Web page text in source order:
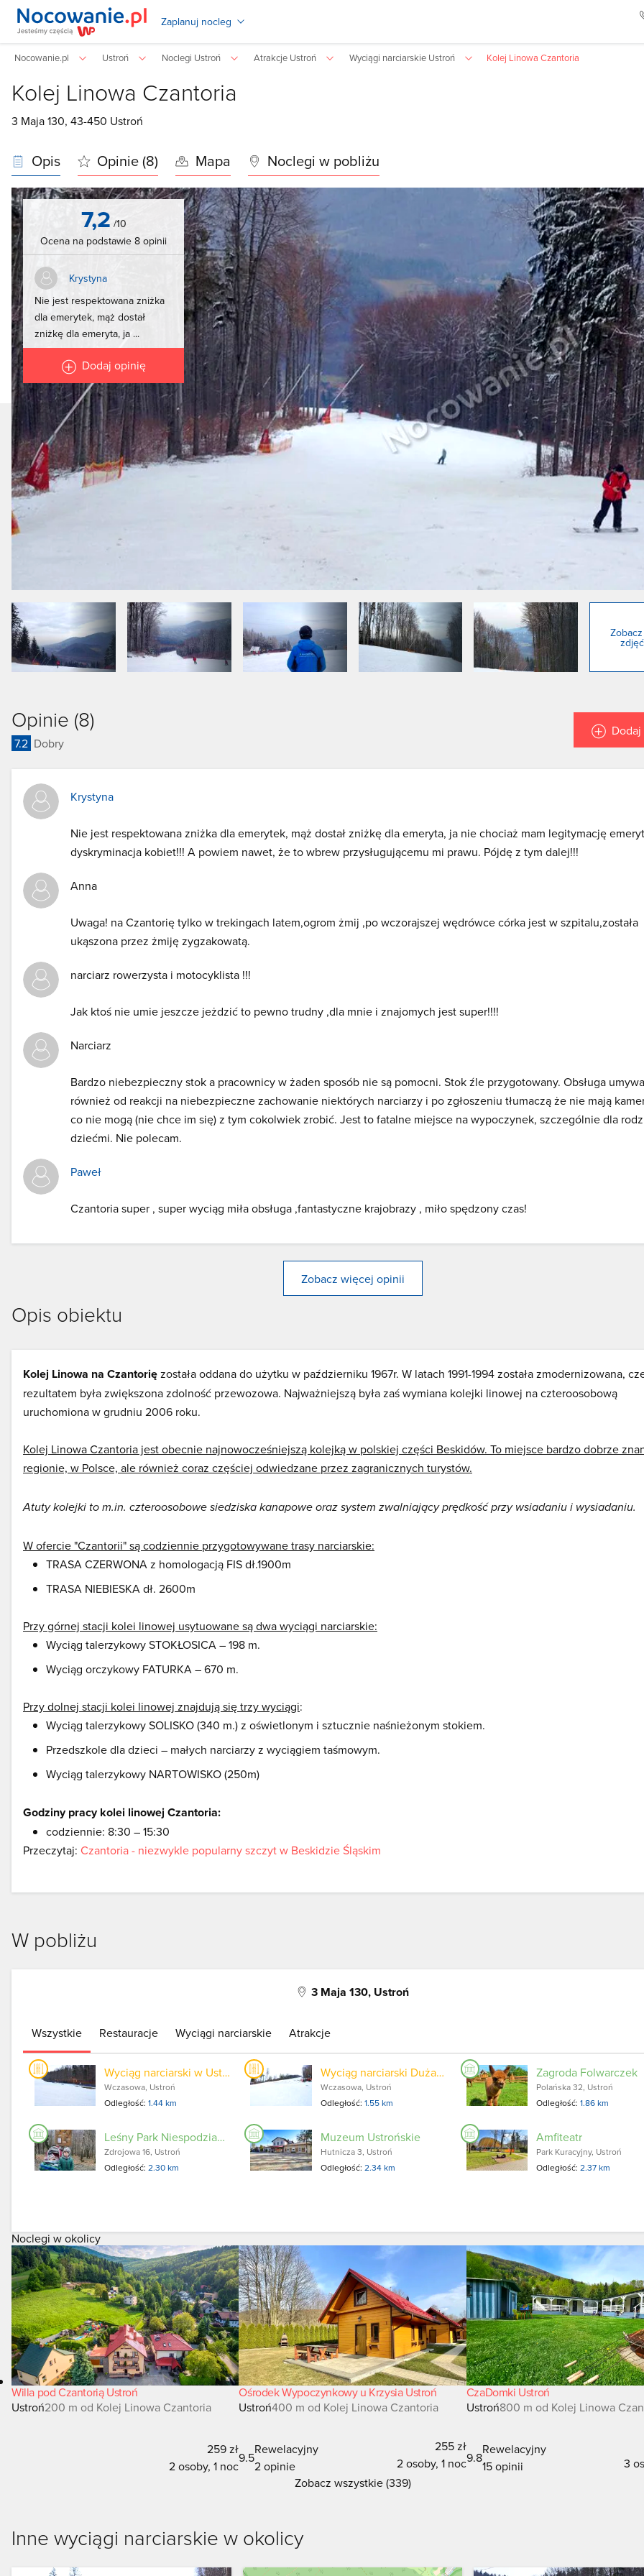
Zaplanuj nocleg
Nocowanie.pl Ustroń Noclegi Ustroń Atrakcje Ustroń Wyciągi narciarskie Ustroń Kolej Linowa Czantoria
Kolej Linowa Czantoria
3 Maja 130, 43-450 Ustroń
Opis Opinie (8) Mapa Noclegi w pobliżu
7,2 /10
Ocena na podstawie 8 opinii
Krystyna
Nie jest respektowana zniżka
dla emerytek, mąż dostał
zniżkę dla emeryta, ja ...
Dodaj opinię
Opinie (8)
7.2 Dobry
Krystyna
Nie jest respektowana zniżka dla emerytek, mąż dostał zniżkę dla emeryta, ja nie chociaż mam legitymację
dyskryminacja kobiet!!! A powiem nawet, że to wbrew przysługującemu mi prawu. Pójdę z tym dalej!!!
Anna
Uwaga! na Czantorię tylko w trekingach latem,ogrom żmij ,po wczorajszej wędrówce córka jest w szpitalu,została
ukąszona przez żmiję zygzakowatą.
narciarz rowerzysta i motocyklista !!!
Jak ktoś nie umie jeszcze jeżdzić to pewno trudny ,dla mnie i znajomych jest super!!!!
Narciarz
Bardzo niebezpieczny stok a pracownicy w żaden sposób nie są pomocni. Stok źle przygotowany. Obsługa
również od reakcji na niebezpieczne zachowanie niektórych narciarzy i po zgłoszeniu tłumaczą że nie mają
co nie mogą (nie chce im się) z tym cokolwiek zrobić. Jest to fatalne miejsce na wypoczynek, szczególnie dla
dziećmi. Nie polecam.
Paweł
Czantoria super , super wyciąg miła obsługa ,fantastyczne krajobrazy , miło spędzony czas!
Zobacz więcej opinii
Opis obiektu
Kolej Linowa na Czantorięzostała oddana do użytku w październiku 1967r. W latach 1991-1994 została zmodernizowana,
rezultatem była zwiększona zdolność przewozowa. Najważniejszą była zaś wymiana kolejki linowej na czteroosobową
uruchomiona w grudniu 2006 roku.
Kolej Linowa Czantoria jest obecnie najnowocześniejszą kolejką w polskiej części Beskidów. To miejsce bardzo dobrze
regionie, w Polsce, ale również coraz częściej odwiedzane przez zagranicznych turystów.
Atuty kolejki to m.in. czteroosobowe siedziska kanapowe oraz system zwalniający prędkość przy wsiadaniu i wysiadaniu.
W ofercie "Czantorii" są codziennie przygotowywane trasy narciarskie:
TRASA CZERWONA z homologacją FIS dł.1900m
TRASA NIEBIESKA dł. 2600m
Przy górnej stacji kolei linowej usytuowane są dwa wyciągi narciarskie:
Wyciąg talerzykowy STOKŁOSICA – 198 m.
Wyciąg orczykowy FATURKA – 670 m.
Przy dolnej stacji kolei linowej znajdują się trzy wyciągi:
Wyciąg talerzykowy SOLISKO (340 m.) z oświetlonym i sztucznie naśnieżonym stokiem.
Przedszkole dla dzieci – małych narciarzy z wyciągiem taśmowym.
Wyciąg talerzykowy NARTOWISKO (250m)
Godziny pracy kolei linowej Czantoria:
codziennie: 8:30 – 15:30
Przeczytaj: Czantoria - niezwykle popularny szczyt w Beskidzie Śląskim
W pobliżu
3 Maja 130, Ustroń
Wszystkie Restauracje Wyciągi narciarskie Atrakcje
Wyciąg narciarski w Ustroniu Palenica Mała
Wczasowa, Ustroń
Odległość:1.44 km
Wyciąg narciarski Duża Palenica
Wczasowa, Ustroń
Odległość: 1.55 km
Zagroda Folwarczek
Polańska 32, Ustroń
Odległość:1.86 km
Leśny Park Niespodzianek
Zdrojowa 16, Ustroń
Odległość:2.30 km
Muzeum Ustrońskie
Hutnicza 3, Ustroń
Odległość: 2.34 km
Amfiteatr
Park Kuracyjny, Ustroń
Odległość:2.37 km
Noclegi w okolicy
Willa pod Czantorią Ustroń
Ustroń200 m od Kolej Linowa Czantoria
259 zł
2 osoby, 1 noc
Ośrodek Wypoczynkowy u Krzysia Ustroń
Ustroń400 m od Kolej Linowa Czantoria
9.5
Rewelacyjny
2 opinie
255 zł
2 osoby, 1 noc
CzaDomki Ustroń
Ustroń800 m od Kolej Linowa
9.8
Rewelacyjny
15 opinii
3
Zobacz wszystkie (339)
Inne wyciągi narciarskie w okolicy